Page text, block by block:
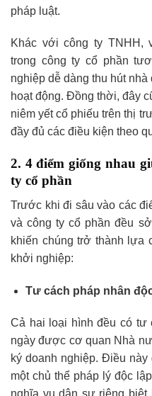
pháp luật.
Khác với công ty TNHH,
trong công ty cổ phần
nghiệp dễ dàng thu hút
hoạt động. Đồng thời, đây
niêm yết cổ phiếu trên thị
đầy đủ các điều kiện theo
2. 4 điểm giống nhau
ty cổ phần
Trước khi đi sâu vào các
và công ty cổ phần đều
khiến chúng trở thành lựa
khởi nghiệp:
Tư cách pháp nhân
Cả hai loại hình đều có tư
ngày được cơ quan Nhà
ký doanh nghiệp. Điều
một chủ thể pháp lý độc